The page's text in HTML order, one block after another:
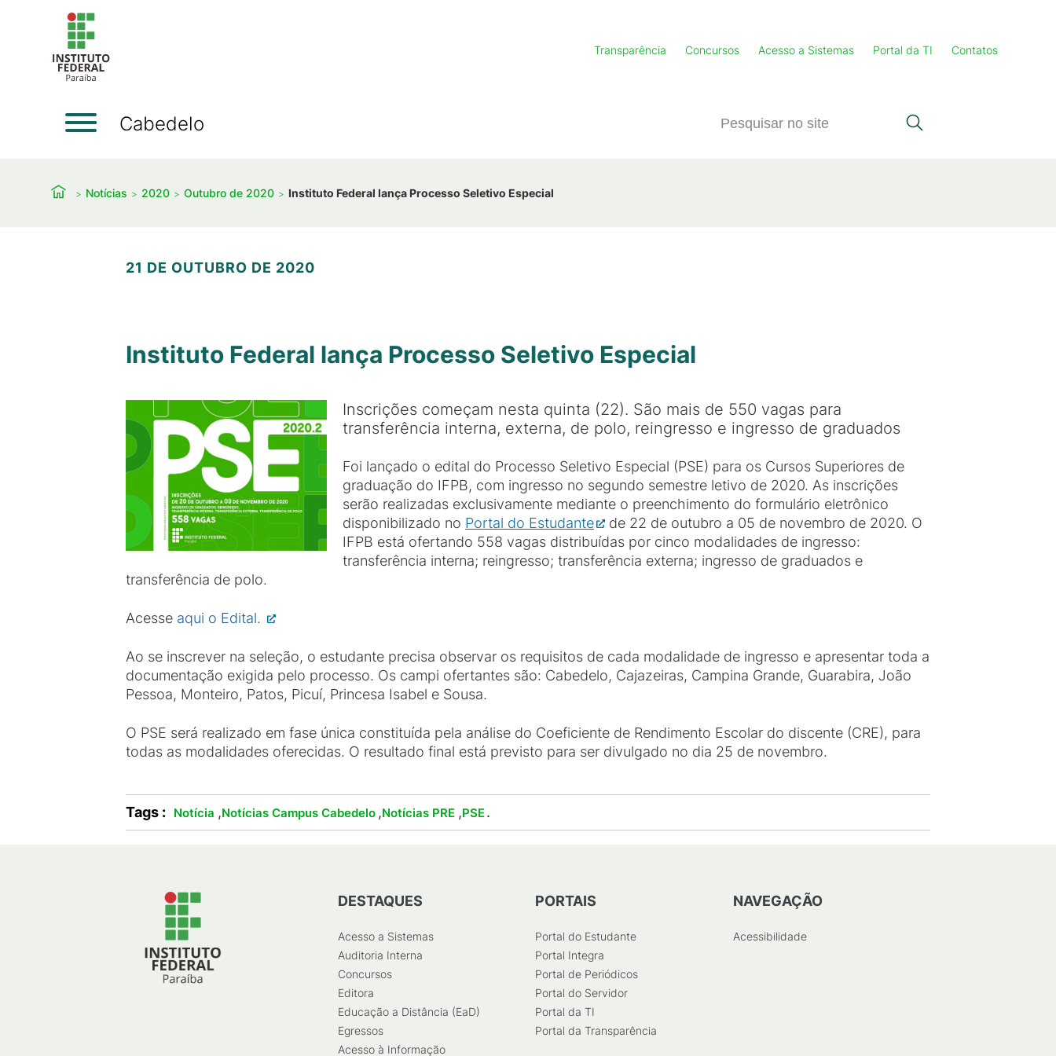
Transparência Concursos Acesso a Sistemas Portal da TI Contatos
Cabedelo
Notícias 2020 Outubro de 2020 Instituto Federal lança Processo Seletivo Especial
21 DE OUTUBRO DE 2020
Instituto Federal lança Processo Seletivo Especial
Inscrições começam nesta quinta (22). São mais de 550 vagas para
transferência interna, externa, de polo, reingresso e ingresso de graduados
Foi lançado o edital do Processo Seletivo Especial (PSE) para os Cursos Superiores de
graduação do IFPB, com ingresso no segundo semestre letivo de 2020. As inscrições
serão realizadas exclusivamente mediante o preenchimento do formulário eletrônico
disponibilizado no Portal do Estudante
de 22 de outubro a 05 de novembro de 2020. O
IFPB está ofertando 558 vagas distribuídas por cinco modalidades de ingresso:
transferência interna; reingresso; transferência externa; ingresso de graduados e
transferência de polo.
Acesse aqui o Edital.
Ao se inscrever na seleção, o estudante precisa observar os requisitos de cada modalidade de ingresso e apresentar toda a
documentação exigida pelo processo. Os campi ofertantes são: Cabedelo, Cajazeiras, Campina Grande, Guarabira, João
Pessoa, Monteiro, Patos, Picuí, Princesa Isabel e Sousa.
O PSE será realizado em fase única constituída pela análise do Coeficiente de Rendimento Escolar do discente (CRE), para
todas as modalidades oferecidas. O resultado final está previsto para ser divulgado no dia 25 de novembro.
Tags : Notícia ,Notícias Campus Cabedelo ,Notícias PRE ,PSE.
DESTAQUES
Acesso a Sistemas
Auditoria Interna
Concursos
Editora
Educação a Distância (EaD)
Egressos
Acesso à Informação
PORTAIS
Portal do Estudante
Portal Integra
Portal de Periódicos
Portal do Servidor
Portal da TI
Portal da Transparência
NAVEGAÇÃO
Acessibilidade